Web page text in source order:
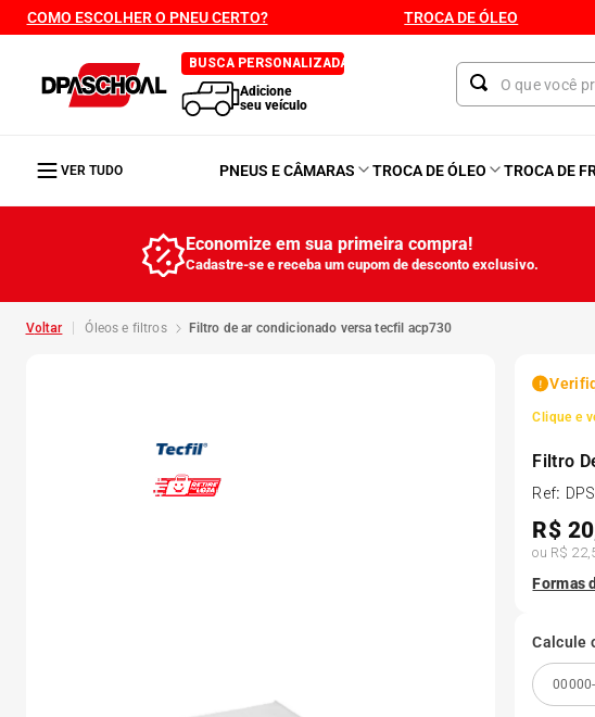
COMO ESCOLHER O PNEU CERTO? TROCA DE ÓLEO
BUSCA PERSONALIZADA
Adicione
seu veículo
VER TUDO PNEUS E CÂMARAS TROCA DE ÓLEO TROCA DE
Economize em sua primeira compra!
Cadastre-se e receba um cupom de desconto exclusivo.
óleos e filtros filtro de ar condicionado versa tecfil acp730
Clique e
Filtro
Ref:
R$
ou R$
Formas
Calcule
1º Kit 4
2º Kit Pneu
Kit 4
175
185